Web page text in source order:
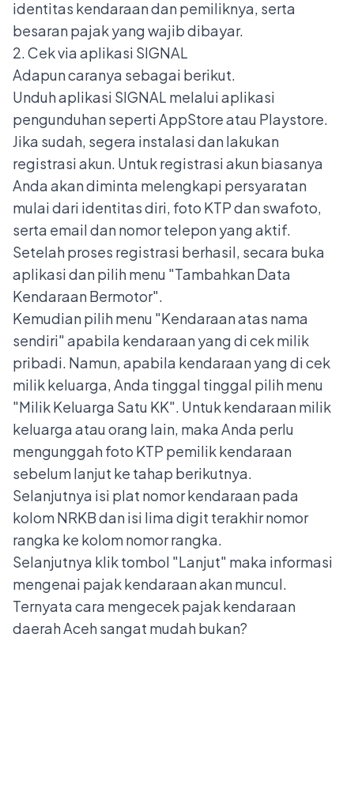
identitas kendaraan dan pemiliknya, serta
besaran pajak yang wajib dibayar.
2. Cek via aplikasi SIGNAL
Adapun caranya sebagai berikut.
Unduhaplikasi SIGNAL melalui aplikasi
pengunduhan seperti AppStore atau Playstore.
Jika sudah, segera instalasi dan lakukan
registrasi akun. Untuk registrasi akun biasanya
Anda akan diminta melengkapi persyaratan
mulai dari identitas diri, foto KTP dan swafoto,
serta email dan nomor telepon yang aktif.
Setelah proses registrasi berhasil, secara buka
aplikasi dan pilih menu "Tambahkan Data
Kendaraan Bermotor".
Kemudian pilih menu "Kendaraan atas nama
sendiri" apabila kendaraan yang di cek milik
pribadi. Namun, apabila kendaraan yang di cek
milik keluarga, Anda tinggal tinggal pilih menu
"Milik Keluarga Satu KK". Untuk kendaraan milik
keluarga atau orang lain, maka Anda perlu
mengunggah foto KTP pemilik kendaraan
sebelum lanjut ke tahap berikutnya.
Selanjutnya isi plat nomor kendaraan pada
kolom NRKB dan isi lima digit terakhir nomor
rangka ke kolom nomor rangka.
Selanjutnya klik tombol "Lanjut" maka informasi
mengenai pajak kendaraan akan muncul.
Ternyata cara mengecek pajak kendaraan
daerah Aceh sangat mudah bukan?